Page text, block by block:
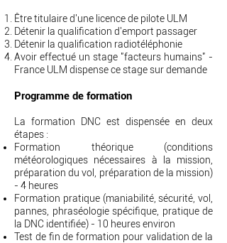
Être titulaire d'une licence de pilote ULM
Détenir la qualification d'emport passager
Détenir la qualification radiotéléphonie
Avoir effectué un stage "facteurs humains" -
France ULM dispense ce stage sur demande
Programme de formation
La formation DNC est dispensée en deux
étapes :
Formation théorique (conditions
météorologiques nécessaires à la mission,
préparation du vol, préparation de la mission)
- 4 heures
Formation pratique (maniabilité, sécurité, vol,
pannes, phraséologie spécifique, pratique de
la DNC identifiée) - 10 heures environ
Test de fin de formation pour validation de la